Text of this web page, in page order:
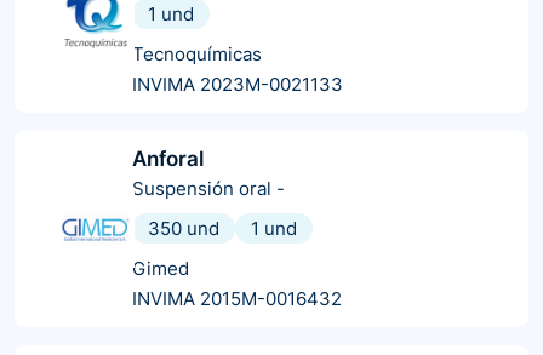
1 und
Tecnoquímicas
INVIMA 2023M-0021133
Anforal
Suspensión oral -
350 und
1 und
Gimed
INVIMA 2015M-0016432